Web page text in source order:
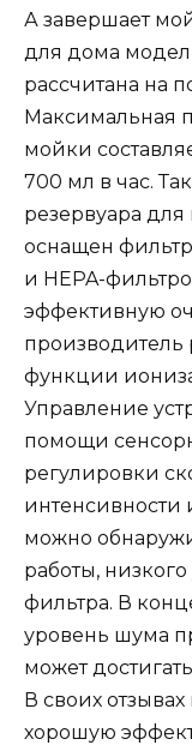
А завершает
для дома
рассчитана на
Максимальная
мойки
700 мл в час.
резервуара для
оснащен
и HEPA-
эффективную
производитель
функции
Управление
помощи
регулировки
интенсивности
можно
работы,
фильтра. В
уровень шума
может
В своих
хорошую